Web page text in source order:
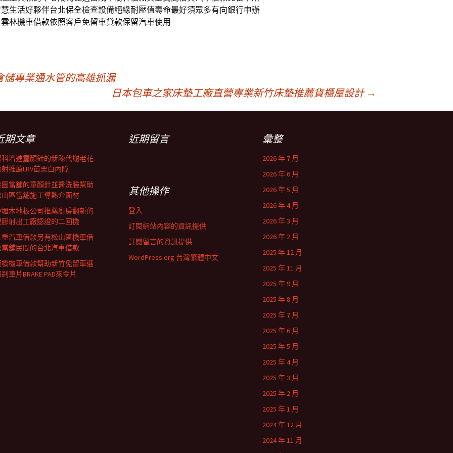
生活好夥伴台北保全檢查設備絕緣耐壓值壽命最好須眾多有向銀行申辦
雲林機車借款依照客戶免留車貸款保留汽車使用
專業通水管的高雄抓漏
日本包車之家床墊工廠直營專業新竹床墊推薦貨櫃屋設計 →
期文章
科增進童顏針的新陳代謝老花
推薦LBV苗栗白內障
當舖的童顏針並醫洗臉幫助
山區當舖施工導熱介面材
木地板公司推薦廚房翻新的
膠射出工廠認證的二回機
重汽車借款另有松山區機車借
當舖民間的台北汽車借款
橋機車借款幫助新竹免留車選
車片BRAKE PAD來令片
近期留言 彙整
2026 年 7 月
2026 年 6 月
2026 年 5 月
2026 年 4 月
2026 年 3 月
2026 年 2 月
2025 年 12 月
2025 年 11 月
2025 年 9 月
2025 年 8 月
2025 年 7 月
2025 年 6 月
2025 年 5 月
2025 年 4 月
2025 年 3 月
2025 年 2 月
2025 年 1 月
2024 年 12 月
2024 年 11 月
其他操作
登入
訂閱網站內容的資訊提供
訂閱留言的資訊提供
WordPress.org 台灣繁體中文